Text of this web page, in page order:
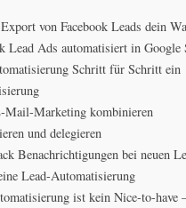
von Facebook Leads dein
Lead Ads automatisiert in Google
Schritt für Schritt ein
Mail-Marketing kombinieren
und delegieren
Benachrichtigungen bei neuen
Lead-Automatisierung
ist kein Nice-to-have